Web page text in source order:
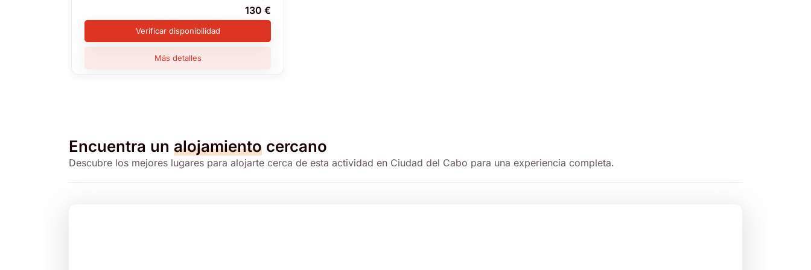
130 €
Verificar disponibilidad
Más detalles
Encuentra un alojamiento cercano
Descubre los mejores lugares para alojarte cerca de esta actividad en Ciudad del Cabo para una experiencia completa.